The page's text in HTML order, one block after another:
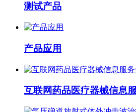
测试产品
产品应用
互联网药品医疗器械信息